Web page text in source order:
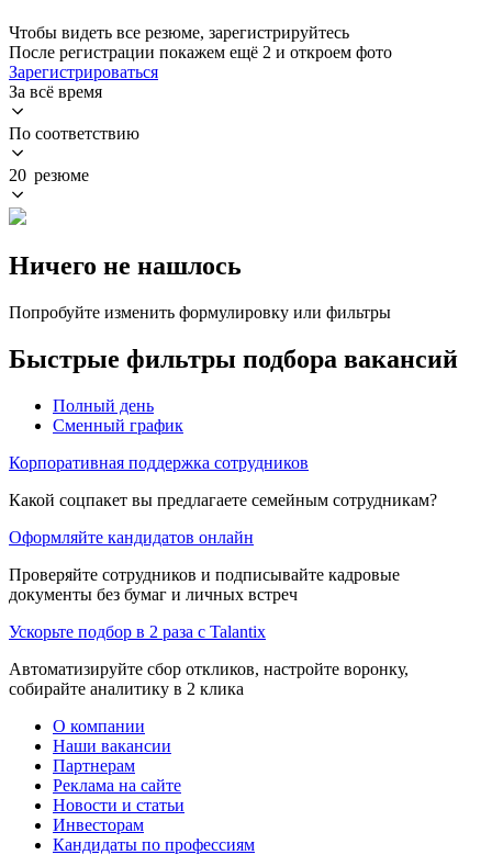
Чтобы видеть все резюме, зарегистрируйтесь
После регистрации покажем ещё 2 и откроем фото
Зарегистрироваться
За всё время
По соответствию
20 резюме
Ничего не нашлось
Попробуйте изменить формулировку или фильтры
Быстрые фильтры подбора вакансий
Полный день
Сменный график
Корпоративная поддержка сотрудников
Какой соцпакет вы предлагаете семейным сотрудникам?
Оформляйте кандидатов онлайн
Проверяйте сотрудников и подписывайте кадровые
документы без бумаг и личных встреч
Ускорьте подбор в 2 раза с Talantix
Автоматизируйте сбор откликов, настройте воронку,
собирайте аналитику в 2 клика
О компании
Наши вакансии
Партнерам
Реклама на сайте
Новости и статьи
Инвесторам
Кандидаты по профессиям